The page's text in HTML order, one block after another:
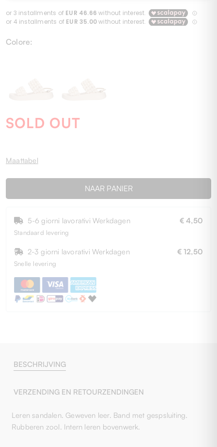
Colore:
SOLD OUT
Maattabel
NAAR PANIER
5-6 giorni lavorativi Werkdagen € 4,50
Standaard levering
2-3 giorni lavorativi Werkdagen € 12,50
Snelle levering
BESCHRIJVING
VERZENDING EN RETOURZENDINGEN
Leren sandalen. Geweven leer. Band met gespsluiting.
Rubberen zool. Intern leren bovenwerk.